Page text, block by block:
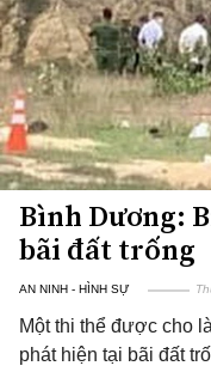
Bình Dương:
bãi đất trống
AN NINH - HÌNH SỰ
Một thi thể được cho
phát hiện tại bãi đất